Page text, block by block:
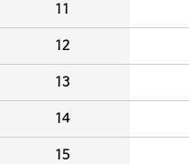
11
12
13
14
15